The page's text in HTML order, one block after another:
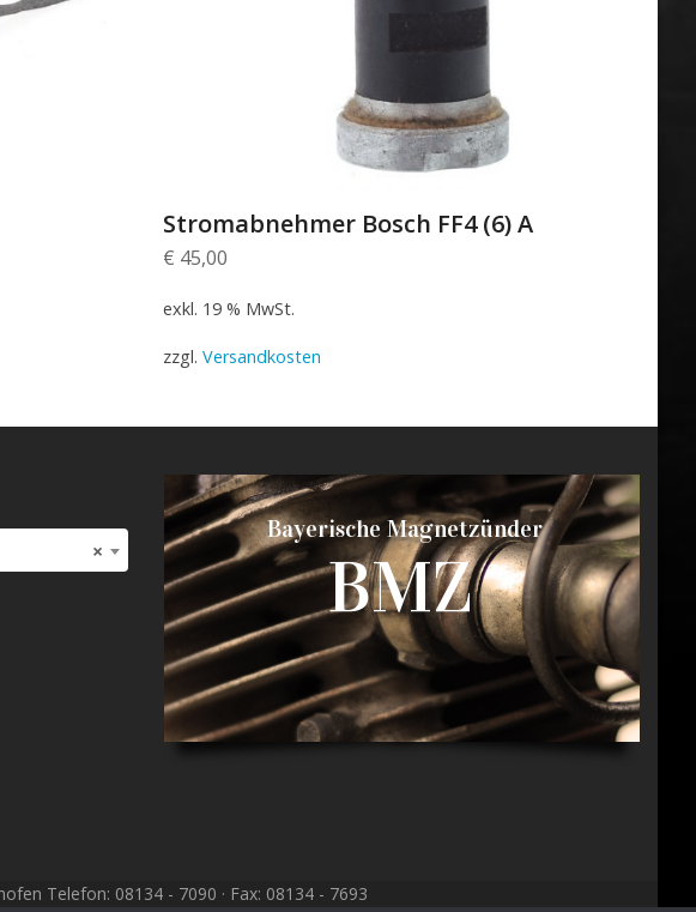
Stromabnehmer Bosch FF4 (6) A
€ 45,00
exkl. 19 % MwSt.
zzgl. Versandkosten
×
Bayerische Magnetzünder
BMZ
Telefon: 08134 - 7090 · Fax: 08134 - 7693